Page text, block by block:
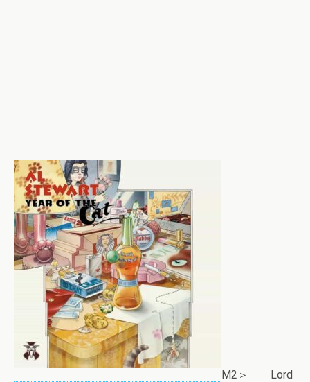
M2＞ Lord